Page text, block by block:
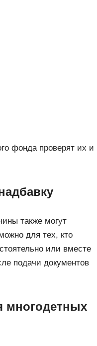
фонда проверят их и
также могут
для тех, кто
или вместе
подачи документов
многодетных